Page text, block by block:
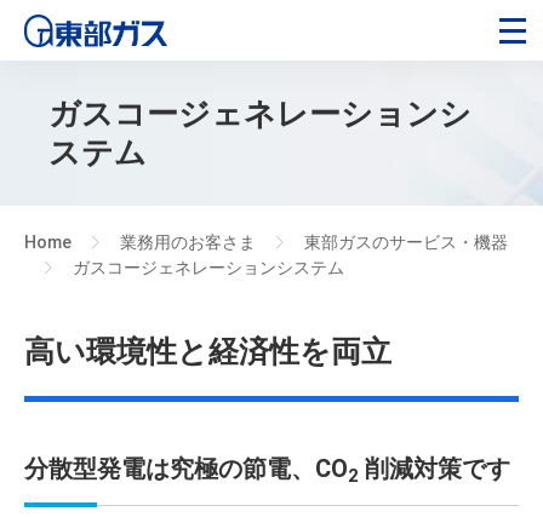
ガスコージェネレーションシ
ステム
Home 業務用のお客さま
東部ガスのサービス・機器
ガスコージェネレーションシステム
高い環境性と経済性を両立
分散型発電は究極の節電、CO2 削減対策です